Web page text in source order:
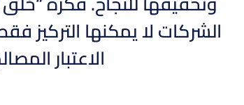
الشركات لا يمكنها التركيز
الاعتبار